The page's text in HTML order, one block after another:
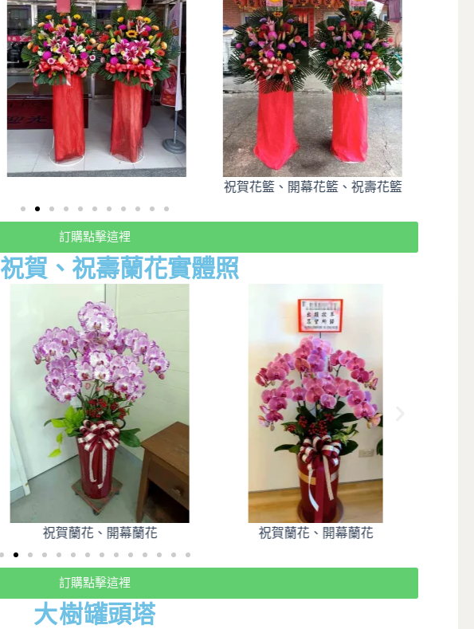
祝賀花籃、開幕花籃、祝壽花籃
訂購點擊這裡
祝賀、祝壽蘭花實體照
祝賀蘭花、開幕蘭花 祝賀蘭花、開幕蘭花
訂購點擊這裡
大樹罐頭塔